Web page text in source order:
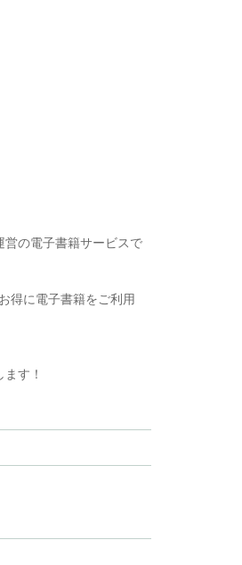
営の電子書籍サービスで
得に電子書籍をご利用
す！